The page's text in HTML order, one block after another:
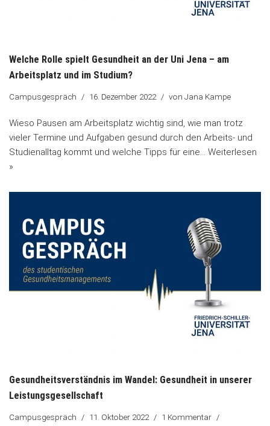
Welche Rolle spielt Gesundheit an der Uni Jena – am
Arbeitsplatz und im Studium?
Campusgespräch 16. Dezember 2022 von Jana Kampe
Wieso Pausen am Arbeitsplatz wichtig sind, wie man trotz
vieler Termine und Aufgaben gesund durch den Arbeits- und
Studienalltag kommt und welche Tipps für eine… Weiterlesen
»
Gesundheitsverständnis im Wandel: Gesundheit in unserer
Leistungsgesellschaft
Campusgespräch 11. Oktober 2022 1 Kommentar